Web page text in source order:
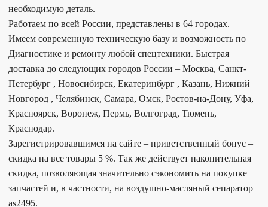
необходимую деталь.
Работаем по всей России, представлены в 64 городах.
Имеем современную техническую базу и возможность по
Диагностике и ремонту любой спецтехники. Быстрая
доставка до следующих городов России – Москва, Санкт-
Петербург , Новосибирск, Екатеринбург , Казань, Нижний
Новгород , Челябинск, Самара, Омск, Ростов-на-Дону, Уфа,
Красноярск, Воронеж, Пермь, Волгоград, Тюмень,
Краснодар.
Зарегистрировавшимся на сайте – приветственный бонус –
скидка на все товары 5 %. Так же действует накопительная
скидка, позволяющая значительно сэкономить на покупке
запчастей и, в частности, на воздушно-масляный сепаратор
as2495.